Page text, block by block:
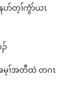
ပာ်တ့ၢ်​ကွံာ်​ယၤ​
ၢ်​အတီ​ထဲ တဂၤ​